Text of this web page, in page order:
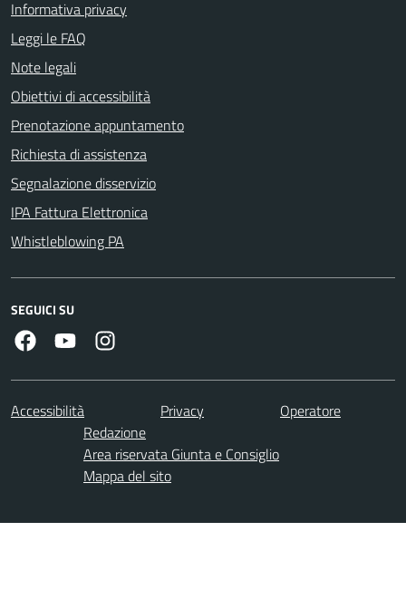
Informativa privacy
Leggi le FAQ
Note legali
Obiettivi di accessibilità
Prenotazione appuntamento
Richiesta di assistenza
Segnalazione disservizio
IPA Fattura Elettronica
Whistleblowing PA
SEGUICI SU
FacebookYoutube
Accessibilità Privacy
Operatore
Redazione
Area riservata Giunta e Consiglio
Mappa del sito